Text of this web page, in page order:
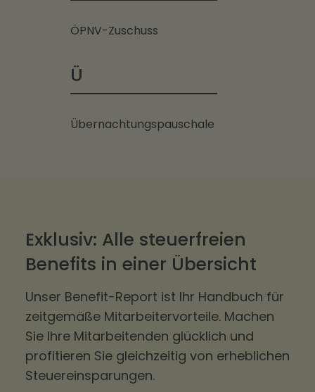
ÖPNV-Zuschuss
Ü
Übernachtungspauschale
Exklusiv: Alle steuerfreien
Benefits in einer Übersicht
Unser Benefit-Report ist Ihr Handbuch für
zeitgemäße Mitarbeitervorteile. Machen
Sie Ihre Mitarbeitenden glücklich und
profitieren Sie gleichzeitig von erheblichen
Steuereinsparungen.